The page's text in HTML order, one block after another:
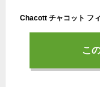
こ